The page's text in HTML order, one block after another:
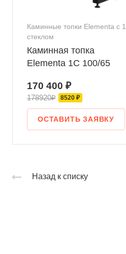
Каминные топки Elementa с 1
стеклом
Каминная топка
Elementa 1С 100/65
170 400 ₽
178920₽ 8520 ₽
ОСТАВИТЬ ЗАЯВКУ
Назад к списку